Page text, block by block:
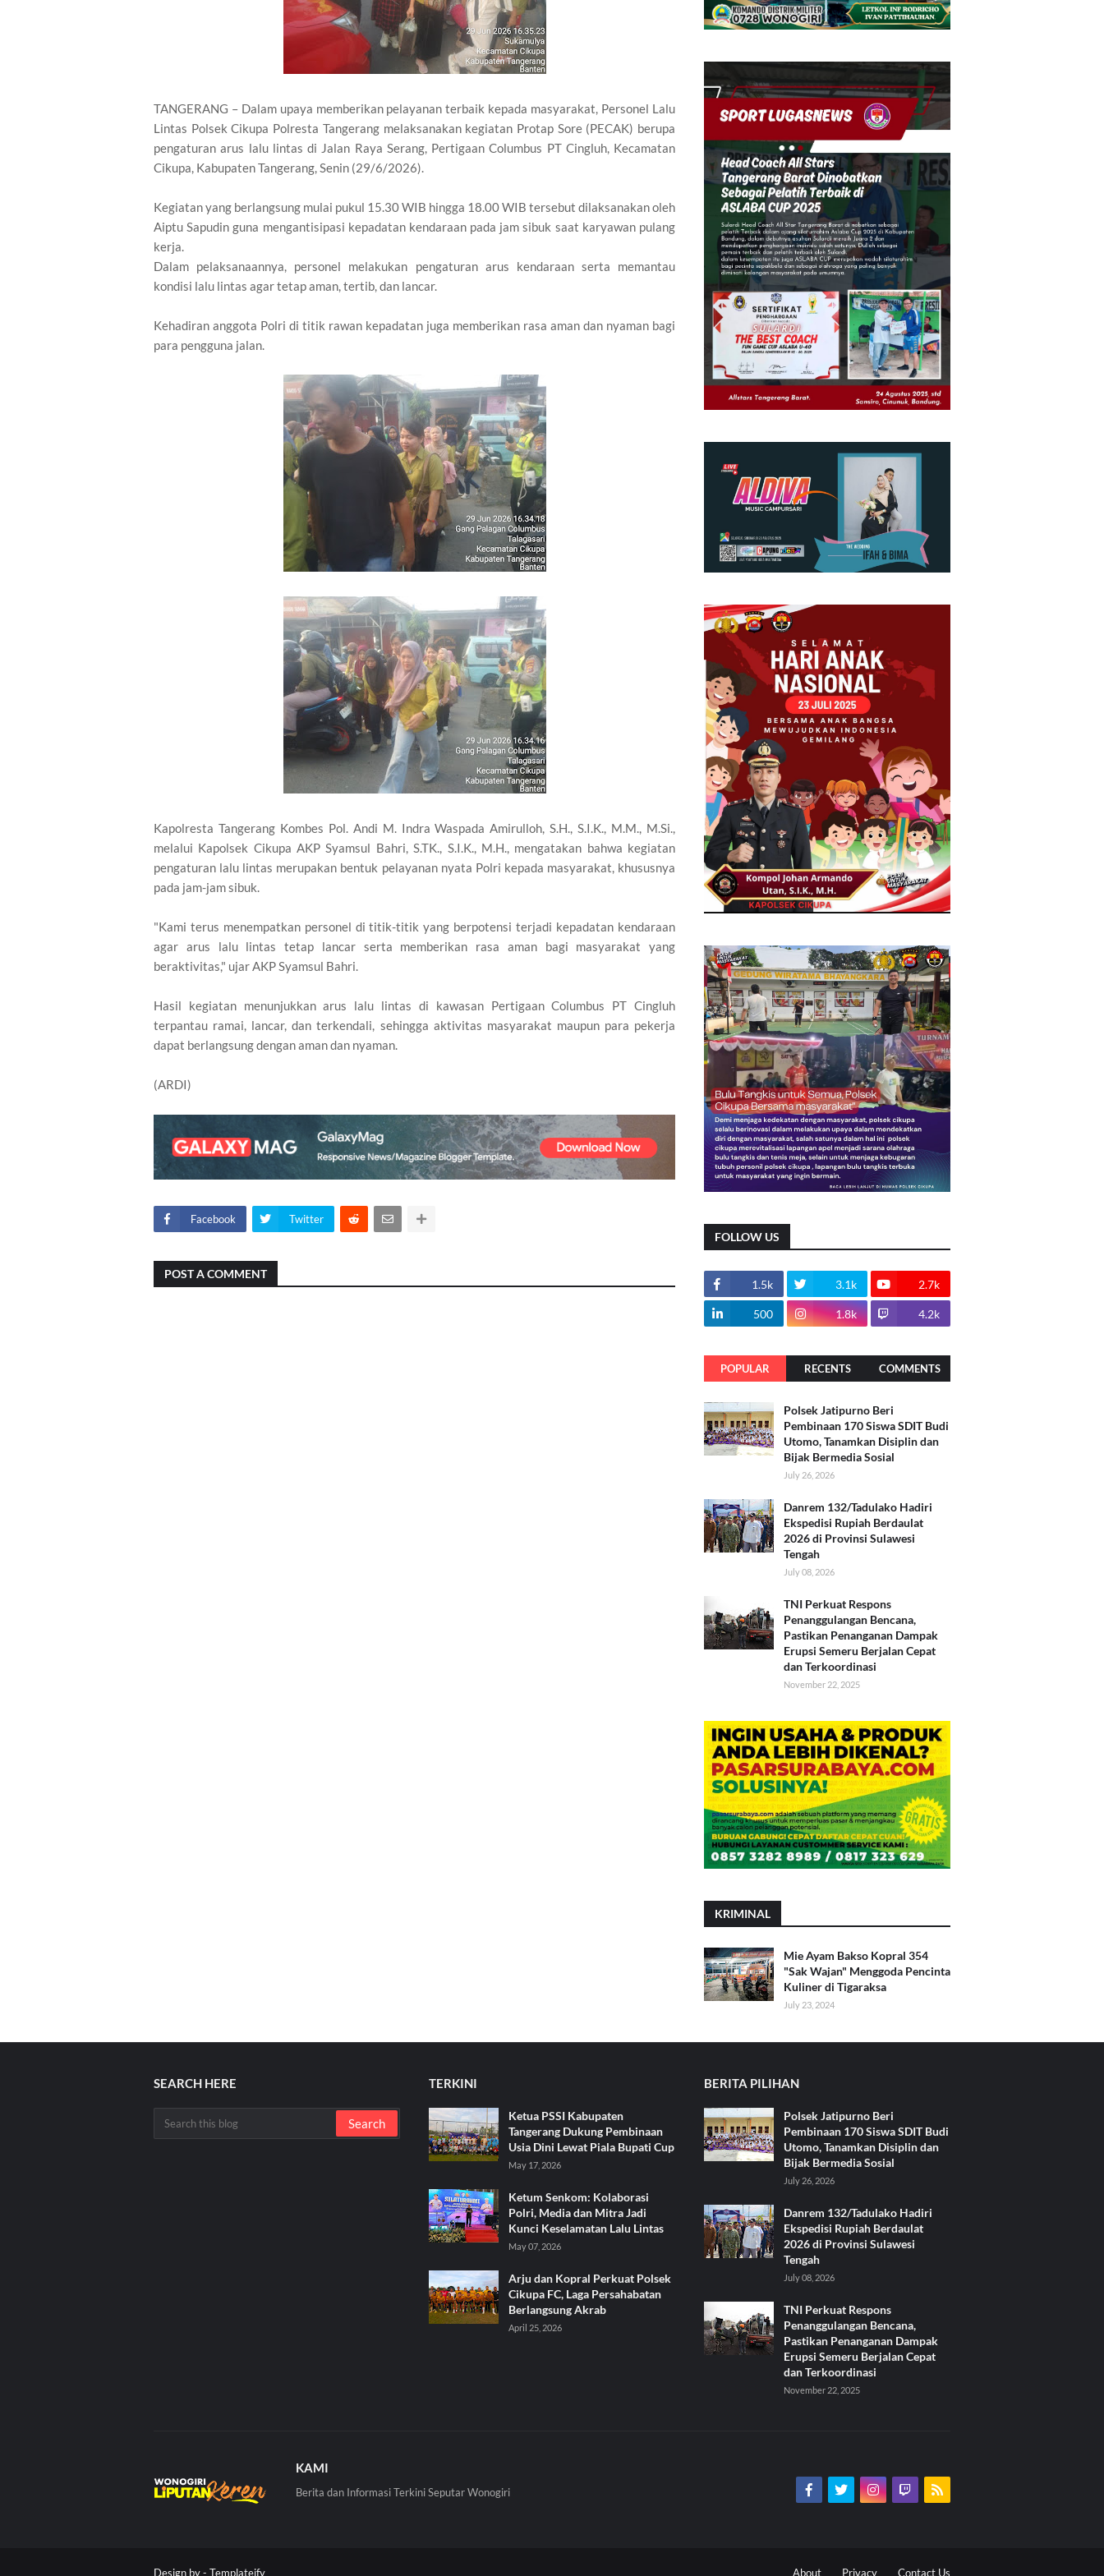
TANGERANG – Dalam upaya memberikan pelayanan terbaik kepada masyarakat, Personel Lalu
Lintas Polsek Cikupa Polresta Tangerang melaksanakan kegiatan Protap Sore (PECAK) berupa
pengaturan arus lalu lintas di Jalan Raya Serang, Pertigaan Columbus PT Cingluh, Kecamatan
Cikupa, Kabupaten Tangerang, Senin (29/6/2026).
Kegiatan yang berlangsung mulai pukul 15.30 WIB hingga 18.00 WIB tersebut dilaksanakan oleh
Aiptu Sapudin guna mengantisipasi kepadatan kendaraan pada jam sibuk saat karyawan pulang
kerja.
Dalam pelaksanaannya, personel melakukan pengaturan arus kendaraan serta memantau
kondisi lalu lintas agar tetap aman, tertib, dan lancar.
Kehadiran anggota Polri di titik rawan kepadatan juga memberikan rasa aman dan nyaman bagi
para pengguna jalan.
Kapolresta Tangerang Kombes Pol. Andi M. Indra Waspada Amirulloh, S.H., S.I.K., M.M., M.Si.,
melalui Kapolsek Cikupa AKP Syamsul Bahri, S.TK., S.I.K., M.H., mengatakan bahwa kegiatan
pengaturan lalu lintas merupakan bentuk pelayanan nyata Polri kepada masyarakat, khususnya
pada jam-jam sibuk.
"Kami terus menempatkan personel di titik-titik yang berpotensi terjadi kepadatan kendaraan
agar arus lalu lintas tetap lancar serta memberikan rasa aman bagi masyarakat yang
beraktivitas," ujar AKP Syamsul Bahri.
Hasil kegiatan menunjukkan arus lalu lintas di kawasan Pertigaan Columbus PT Cingluh
terpantau ramai, lancar, dan terkendali, sehingga aktivitas masyarakat maupun para pekerja
dapat berlangsung dengan aman dan nyaman.
(ARDI)
Facebook Twitter
POST A COMMENT
FOLLOW US
1.5k 3.1k 2.7k
500 1.8k 4.2k
POPULAR RECENTS COMMENTS
Polsek Jatipurno Beri
Pembinaan 170 Siswa SDIT Budi
Utomo, Tanamkan Disiplin dan
Bijak Bermedia Sosial
July 26, 2026
Danrem 132/Tadulako Hadiri
Ekspedisi Rupiah Berdaulat
2026 di Provinsi Sulawesi
Tengah
July 08, 2026
TNI Perkuat Respons
Penanggulangan Bencana,
Pastikan Penanganan Dampak
Erupsi Semeru Berjalan Cepat
dan Terkoordinasi
November 22, 2025
KRIMINAL
Mie Ayam Bakso Kopral 354
"Sak Wajan" Menggoda Pencinta
Kuliner di Tigaraksa
July 23, 2024
SEARCH HERE TERKINI
Ketua PSSI Kabupaten
Tangerang Dukung Pembinaan
Usia Dini Lewat Piala Bupati Cup
May 17, 2026
Ketum Senkom: Kolaborasi
Polri, Media dan Mitra Jadi
Kunci Keselamatan Lalu Lintas
May 07, 2026
Arju dan Kopral Perkuat Polsek
Cikupa FC, Laga Persahabatan
Berlangsung Akrab
April 25, 2026
BERITA PILIHAN
Polsek Jatipurno Beri
Pembinaan 170 Siswa SDIT Budi
Utomo, Tanamkan Disiplin dan
Bijak Bermedia Sosial
July 26, 2026
Danrem 132/Tadulako Hadiri
Ekspedisi Rupiah Berdaulat
2026 di Provinsi Sulawesi
Tengah
July 08, 2026
TNI Perkuat Respons
Penanggulangan Bencana,
Pastikan Penanganan Dampak
Erupsi Semeru Berjalan Cepat
dan Terkoordinasi
November 22, 2025
KAMI
Berita dan Informasi Terkini Seputar Wonogiri
Design by - Templateify About Privacy Contact Us